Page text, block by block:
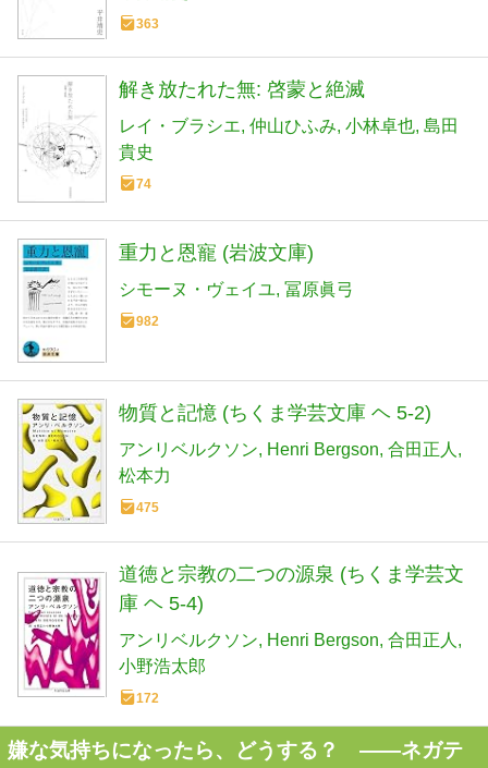
363
解き放たれた無: 啓蒙と絶滅
レイ・ブラシエ 仲山ひふみ 小林卓也 島田
貴史
74
重力と恩寵 (岩波文庫)
シモーヌ・ヴェイユ 冨原眞弓
982
物質と記憶 (ちくま学芸文庫 ヘ 5-2)
アンリベルクソン Henri Bergson 合田正人
松本力
475
道徳と宗教の二つの源泉 (ちくま学芸文
庫 ヘ 5-4)
アンリベルクソン Henri Bergson 合田正人
小野浩太郎
172
嫌な気持ちになったら、どうする？ ――ネガテ